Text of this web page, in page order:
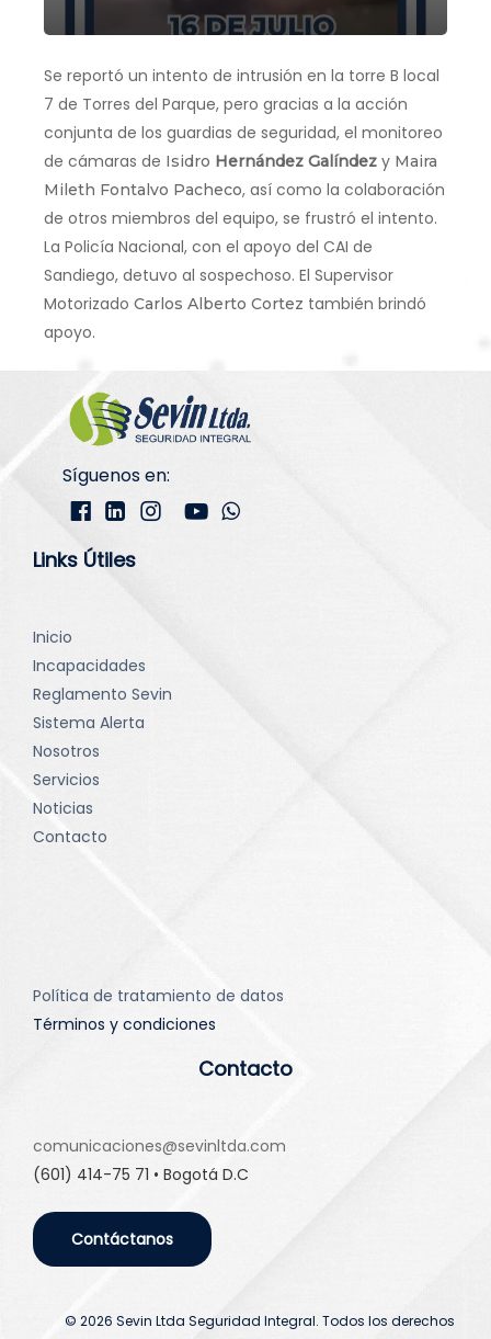
Se reportó un intento de intrusión en la torre B local
7 de Torres del Parque, pero gracias a la acción
conjunta de los guardias de seguridad, el monitoreo
de cámaras de Isidro Hernández Galíndez y Maira
Mileth Fontalvo Pacheco, así como la colaboración
de otros miembros del equipo, se frustró el intento.
La Policía Nacional, con el apoyo del CAI de
Sandiego, detuvo al sospechoso. El Supervisor
MotorizadoCarlos Alberto Cortez también brindó
apoyo.
Síguenos en:
Links Útiles
Inicio
Incapacidades
Reglamento Sevin
Sistema Alerta
Nosotros
Servicios
Noticias
Contacto
Política de tratamiento de datos
Términos y condiciones
Contacto
comunicaciones@sevinltda.com
(601) 414-75 71 • Bogotá D.C
Contáctanos
© 2026 Sevin Ltda Seguridad Integral. Todos los derechos